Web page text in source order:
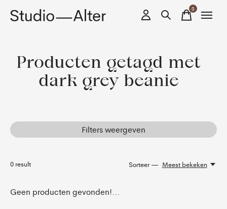
0items
Producten getagd met
dark grey beanie
Filters weergeven
0 result Sorteer — Meest bekeken
Geen producten gevonden!...